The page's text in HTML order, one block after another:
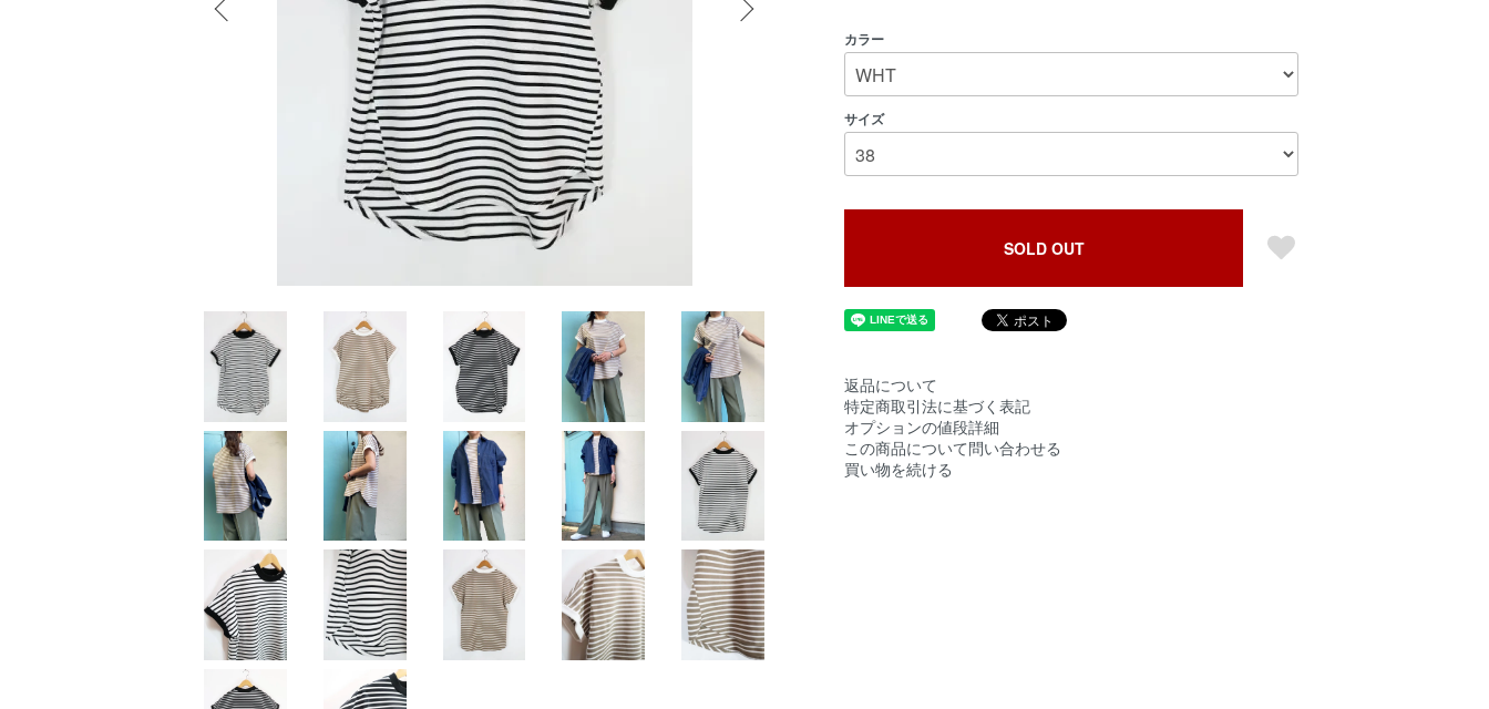
カラー
サイズ
SOLD OUT
返品について
特定商取引法に基づく表記
オプションの値段詳細
この商品について問い合わせる
買い物を続ける